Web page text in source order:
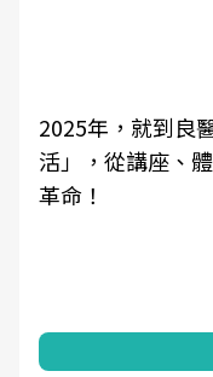
驗「一站式健康新生
，全面啟動你的健康